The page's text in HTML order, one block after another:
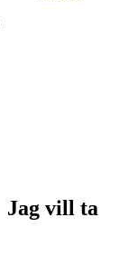
Jag vill ta